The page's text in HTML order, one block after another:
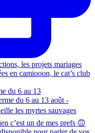
du 6 au 13